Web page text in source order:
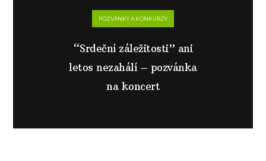
POZVÁNKY A KONKURZY
“Srdeční záležitosti” ani
letos nezahálí – pozvánka
na koncert